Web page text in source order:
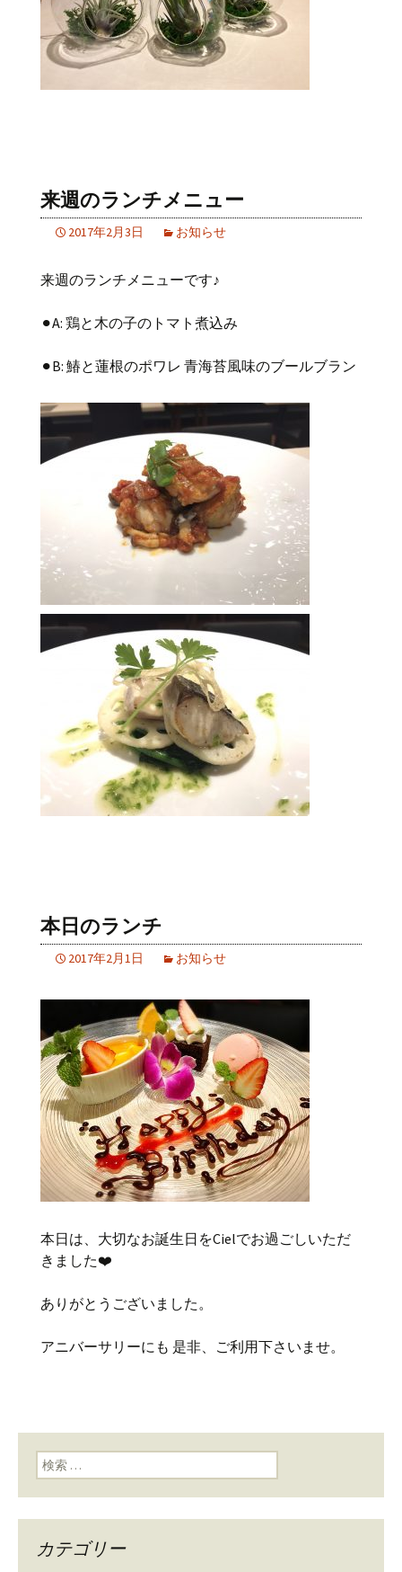
来週のランチメニュー
2017年2月3日 お知らせ
来週のランチメニューです♪
⚫︎A: 鶏と木の子のトマト煮込み
⚫︎B: 鰆と蓮根のポワレ 青海苔風味のブールブラン
本日のランチ
2017年2月1日 お知らせ
本日は、大切なお誕生日をCielでお過ごしいただ
きました❤️
ありがとうございました。
アニバーサリーにも 是非、ご利用下さいませ。
検索:
カテゴリー